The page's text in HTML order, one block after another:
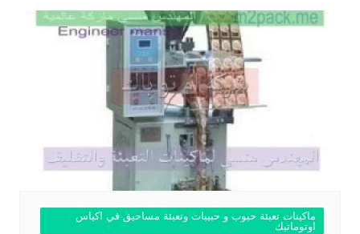
ماكينات تعبئة حبوب و حبيبات وتعبئة مساحيق في اكياس
اوتوماتيك